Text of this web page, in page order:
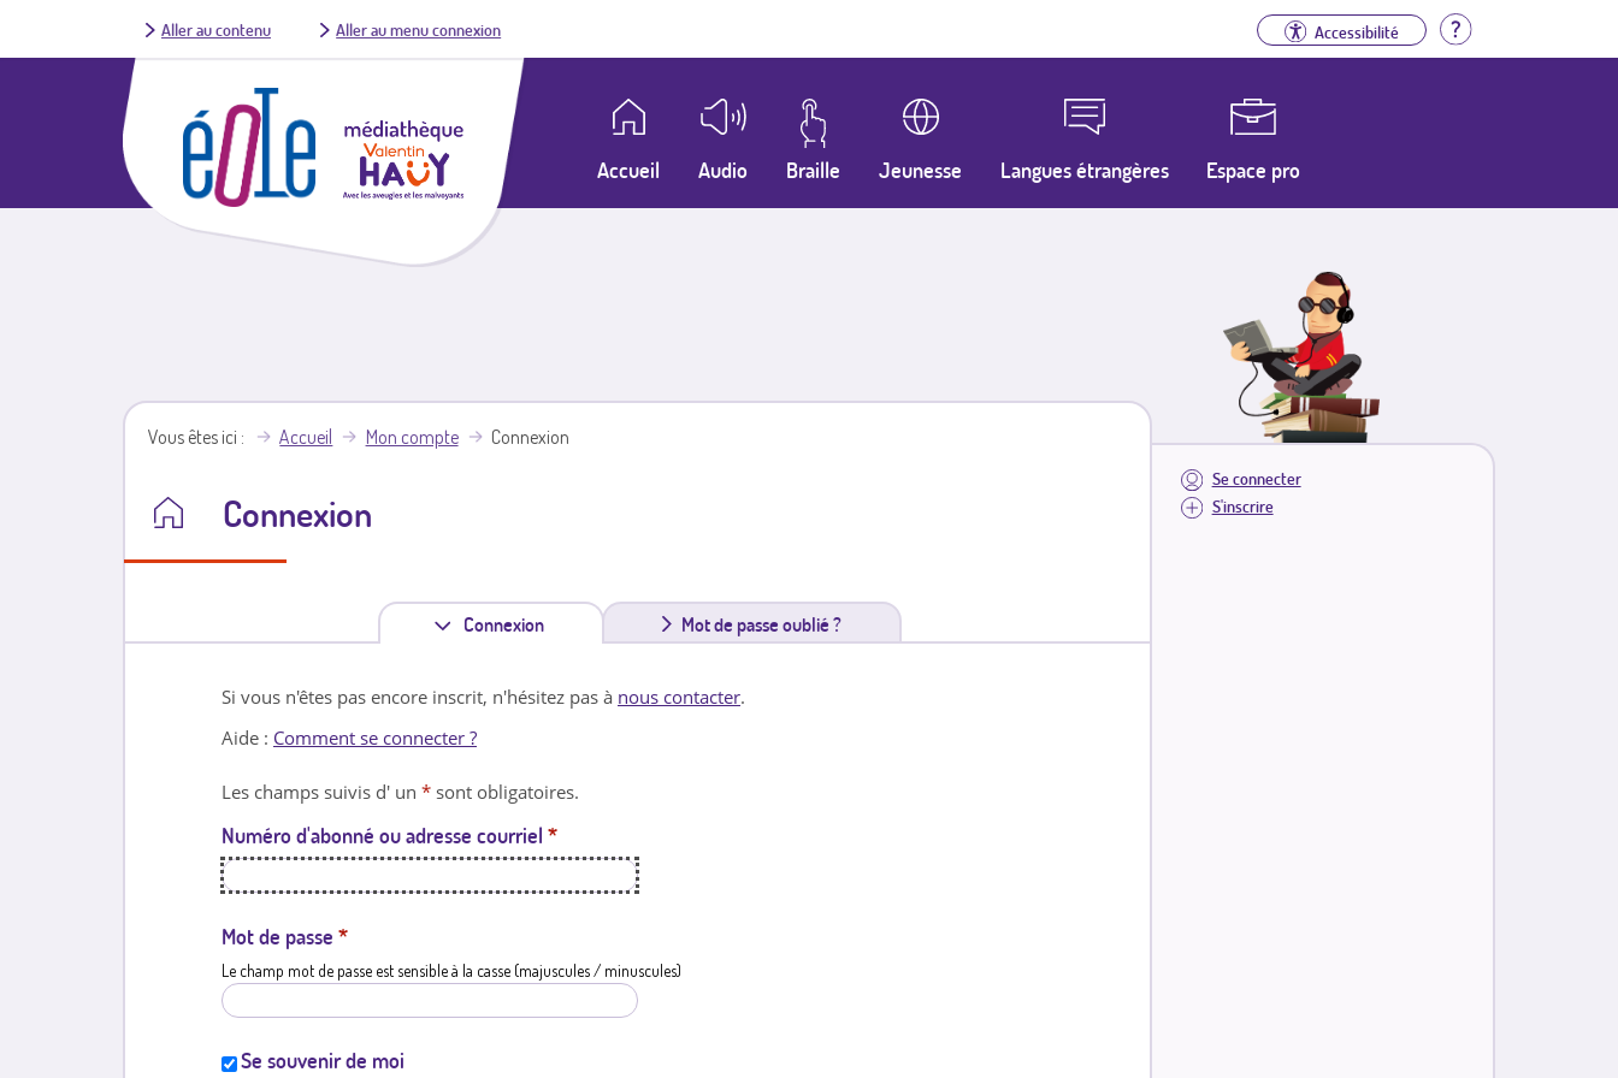
Aller au contenu Aller au menu connexion Accessibilité Aide
Accueil Audio Braille Jeunesse Langues étrangères Espace pro
Se connecter
S'inscrire
Vous êtes ici Accueil Mon compte Connexion
Connexion
Connexion
n
l
e
Mot de passe oublié ?
Si vous n'êtes pas encore inscrit, n'hésitez pas à nous contacter.
Aide : Comment se connecter ?
Les champs suivis d' un * sont obligatoires.
Numéro d'abonné ou adresse courriel *
Mot de passe *
Le champ mot de passe est sensible à la casse (majuscules / minuscules)
Se souvenir de moi